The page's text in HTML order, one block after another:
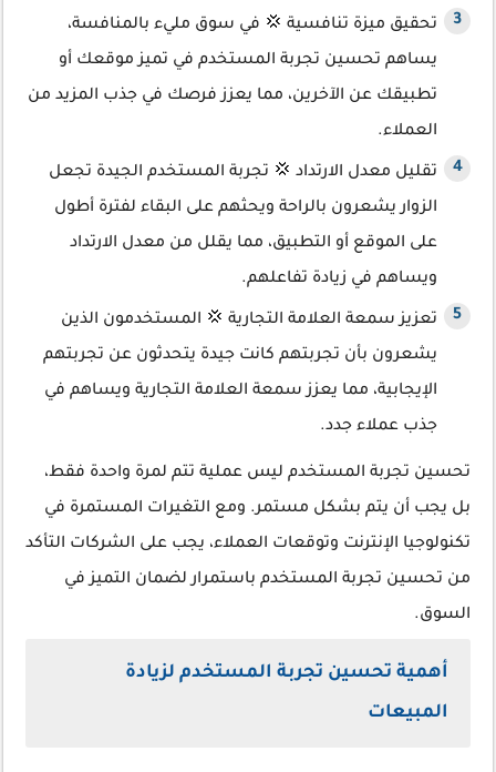
تحقيق ميزة تنافسية 💢 في سوق مليء بالمنافسة،
يساهم تحسين تجربة المستخدم في تميز موقعك أو
تطبيقك عن الآخرين، مما يعزز فرصك في جذب المزيد من
العملاء.
تقليل معدل الارتداد 💢 تجربة المستخدم الجيدة تجعل
الزوار يشعرون بالراحة ويحثهم على البقاء لفترة أطول
على الموقع أو التطبيق، مما يقلل من معدل الارتداد
ويساهم في زيادة تفاعلهم.
تعزيز سمعة العلامة التجارية 💢 المستخدمون الذين
يشعرون بأن تجربتهم كانت جيدة يتحدثون عن تجربتهم
الإيجابية، مما يعزز سمعة العلامة التجارية ويساهم في
جذب عملاء جدد.
تحسين تجربة المستخدم ليس عملية تتم لمرة واحدة فقط،
بل يجب أن يتم بشكل مستمر. ومع التغيرات المستمرة في
تكنولوجيا الإنترنت وتوقعات العملاء، يجب على الشركات التأكد
من تحسين تجربة المستخدم باستمرار لضمان التميز في
السوق.
أهمية تحسين تجربة المستخدم لزيادة
المبيعات